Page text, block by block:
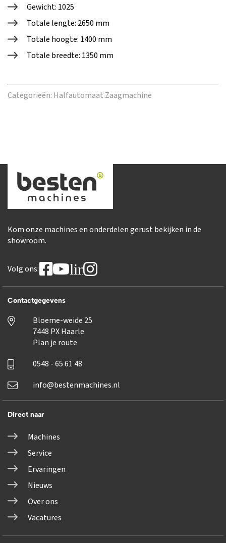
Gewicht: 1025
Totale lengte: 2650 mm
Totale hoogte: 1400 mm
Totale breedte: 1350 mm
Categorieën: Halfautomaat Zaagmachine
Kom onze machines en onderdelen gerust bekijken in de
showroom.
Volg ons: linkedin
Contactgegevens
Bloeme-weide 25
7448 PX Haarle
Plan je route
0548 - 65 61 48
info@bestenmachines.nl
Direct naar
Machines
Service
Ervaringen
Nieuws
Over ons
Vacatures